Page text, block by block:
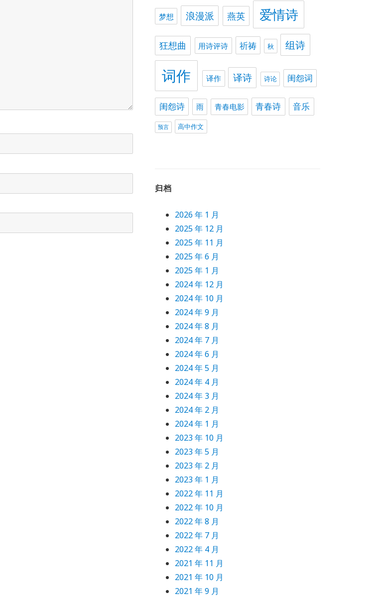
梦想 浪漫派 燕英 爱情诗
狂想曲 用诗评诗 祈祷 秋 组诗
词作 译作 译诗 诗论 闺怨词
闺怨诗 雨 青春电影 青春诗 音乐
预言 高中作文
归档
2026 年 1 月
2025 年 12 月
2025 年 11 月
2025 年 6 月
2025 年 1 月
2024 年 12 月
2024 年 10 月
2024 年 9 月
2024 年 8 月
2024 年 7 月
2024 年 6 月
2024 年 5 月
2024 年 4 月
2024 年 3 月
2024 年 2 月
2024 年 1 月
2023 年 10 月
2023 年 5 月
2023 年 2 月
2023 年 1 月
2022 年 11 月
2022 年 10 月
2022 年 8 月
2022 年 7 月
2022 年 4 月
2021 年 11 月
2021 年 10 月
2021 年 9 月